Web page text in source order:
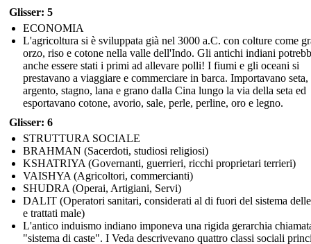
Glisser: 5
ECONOMIA
L'agricoltura si è sviluppata già nel 3000 a.C. con colture come
orzo, riso e cotone nella valle dell'Indo. Gli antichi indiani
anche essere stati i primi ad allevare polli! I fiumi e gli oceani si
prestavano a viaggiare e commerciare in barca. Importavano seta,
argento, stagno, lana e grano dalla Cina lungo la via della seta ed
esportavano cotone, avorio, sale, perle, perline, oro e legno.
Glisser: 6
STRUTTURA SOCIALE
BRAHMAN (Sacerdoti, studiosi religiosi)
KSHATRIYA (Governanti, guerrieri, ricchi proprietari terrieri)
VAISHYA (Agricoltori, commercianti)
SHUDRA (Operai, Artigiani, Servi)
DALIT (Operatori sanitari, considerati al di fuori del sistema delle
e trattati male)
L'antico induismo indiano imponeva una rigida gerarchia
"sistema di caste". I Veda descrivevano quattro classi sociali